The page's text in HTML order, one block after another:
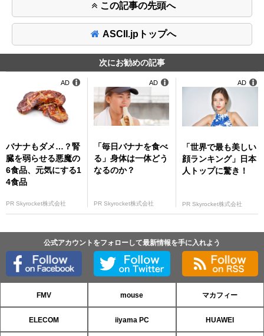
この記事の先頭へ
ASCII.jpトップへ
次にお勧めの記事
バナナもダメ…？腎
臓を弱らせる悪魔の
6食品、元気にする1
4食品
PR Skyrocket株式会社
AD
「毎日バナナを食べ
る」身体は一体どう
なるのか？
PR Skyrocket株式会社
AD
「世界で最も美しい
顔ランキング」日本
人トップに驚き！
PR Skyrocket株式会社
AD
公式アカウントをフォローして最新情報を手に入れよう
FMV mouse マカフィー
ELECOM iiyama PC HUAWEI